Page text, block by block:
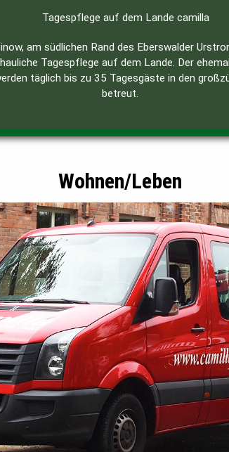
am südlichen Rand des Eberswalder
Tagespflege auf dem Lande. Der
täglich bis zu 35 Tagesgäste in den
betreut.
Wohnen/Leben
Privatsphäre, Gemeinschaft,
Wohnformen. Hierdurch erhalten sie noch
gegenseitige Unterstützung, sowie die
unweit des Bahnhofs,
Bahn oder zu Fuß zu Geschäften,
sie das Gesamtpaket: Privatsphäre,
guten Seelen in den Wohngemeinschaften.
und hören auch einfach nur mal zu.